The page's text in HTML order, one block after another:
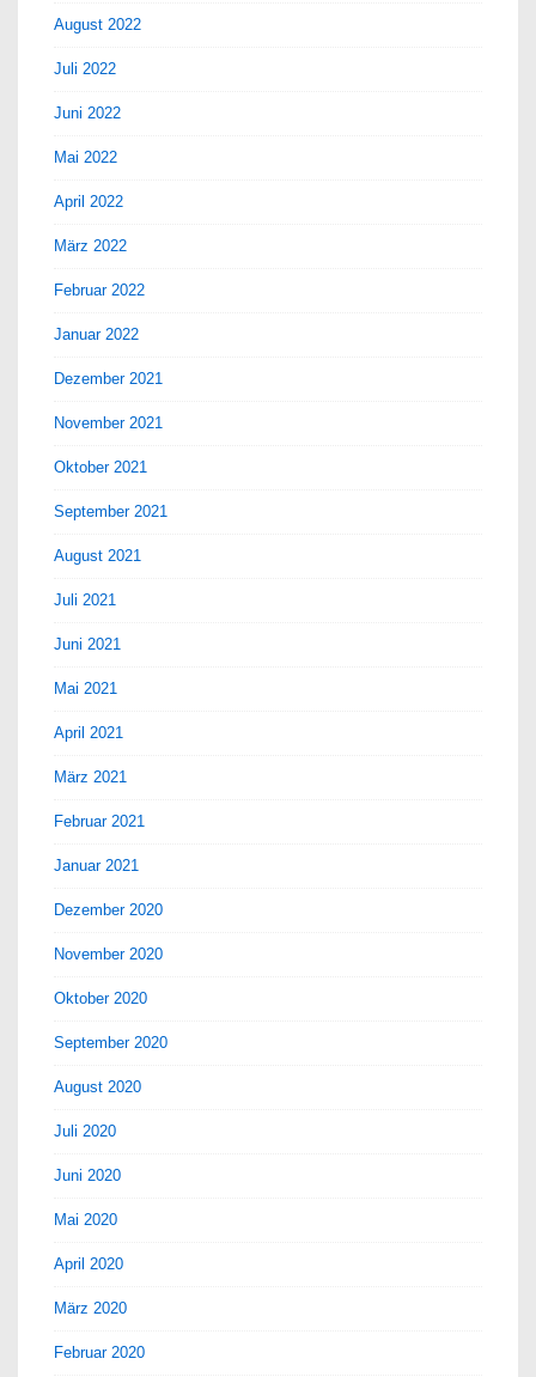
August 2022
Juli 2022
Juni 2022
Mai 2022
April 2022
März 2022
Februar 2022
Januar 2022
Dezember 2021
November 2021
Oktober 2021
September 2021
August 2021
Juli 2021
Juni 2021
Mai 2021
April 2021
März 2021
Februar 2021
Januar 2021
Dezember 2020
November 2020
Oktober 2020
September 2020
August 2020
Juli 2020
Juni 2020
Mai 2020
April 2020
März 2020
Februar 2020